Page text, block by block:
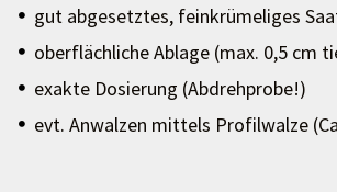
gut abgesetztes, feinkrümeliges
oberflächliche Ablage (max. 0,5 cm
exakte Dosierung (Abdrehprobe!)
evt. Anwalzen mittels Profilwalze